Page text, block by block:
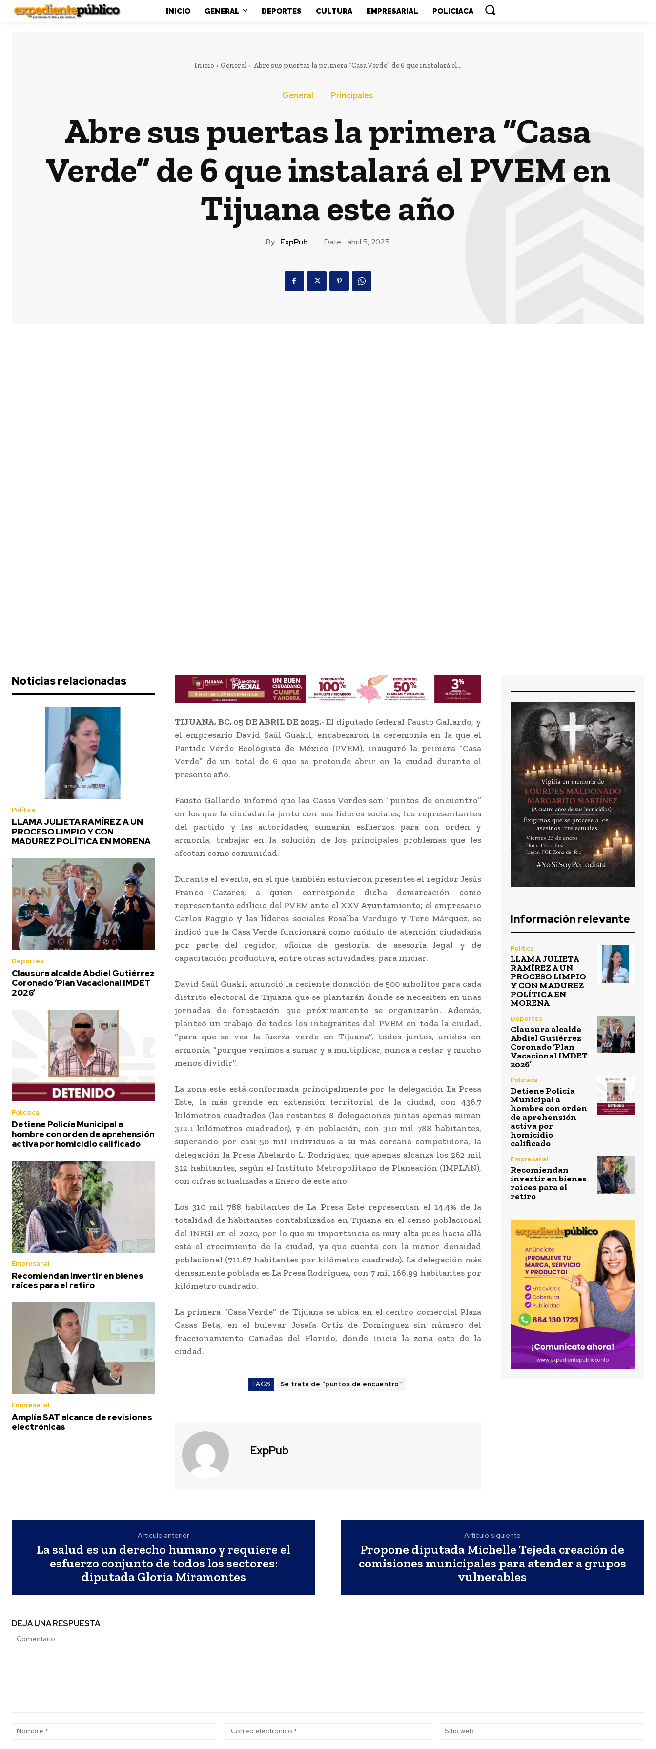
INICIO GENERAL DEPORTES CULTURA EMPRESARIAL POLICIACA
Inicio General Abre sus puertas la primera “Casa Verde” de 6 que instalará el...
General Principales
Abre sus puertas la primera “Casa
Verde” de 6 que instalará el PVEM en
Tijuana este año
By: ExpPub Date: abril 5, 2025
Noticias relacionadas
Política
LLAMA JULIETA RAMÍREZ A UN
PROCESO LIMPIO Y CON
MADUREZ POLÍTICA EN MORENA
Deportes
Clausura alcalde Abdiel Gutiérrez
Coronado ‘Plan Vacacional IMDET
2026’
Policiaca
Detiene Policía Municipal a
hombre con orden de aprehensión
activa por homicidio calificado
Empresarial
Recomiendan invertir en bienes
raíces para el retiro
Empresarial
Amplía SAT alcance de revisiones
electrónicas
TIJUANA, BC, 05 DE ABRIL DE 2025.- El diputado federal Fausto Gallardo, y
el empresario David Saúl Guakil, encabezaron la ceremonia en la que el
Partido Verde Ecologista de México (PVEM), inauguró la primera “Casa
Verde” de un total de 6 que se pretende abrir en la ciudad durante el
presente año.
Fausto Gallardo informó que las Casas Verdes son “puntos de encuentro”
en los que la ciudadanía junto con sus líderes sociales, los representantes
del partido y las autoridades, sumarán esfuerzos para con orden y
armonía, trabajar en la solución de los principales problemas que les
afectan como comunidad.
Durante el evento, en el que también estuvieron presentes el regidor Jesús
Franco Cazares, a quien corresponde dicha demarcación como
representante edilicio del PVEM ante el XXV Ayuntamiento; el empresario
Carlos Raggio y las líderes sociales Rosalba Verdugo y Tere Márquez, se
indicó que la Casa Verde funcionará como módulo de atención ciudadana
por parte del regidor, oficina de gestoría, de asesoría legal y de
capacitación productiva, entre otras actividades, para iniciar.
David Saúl Guakil anunció la reciente donación de 500 arbolitos para cada
distrito electoral de Tijuana que se plantarán donde se necesiten en unas
jornadas de forestación que próximamente se organizarán. Además,
planteó un trabajo de todos los integrantes del PVEM en toda la ciudad,
“para que se vea la fuerza verde en Tijuana”, todos juntos, unidos en
armonía, “porque venimos a sumar y a multiplicar, nunca a restar y mucho
menos dividir”.
La zona este está conformada principalmente por la delegación La Presa
Este, la más grande en extensión territorial de la ciudad, con 436.7
kilómetros cuadrados (las restantes 8 delegaciones juntas apenas suman
312.1 kilómetros cuadrados), y en población, con 310 mil 788 habitantes,
superando por casi 50 mil individuos a su más cercana competidora, la
delegación la Presa Abelardo L. Rodríguez, que apenas alcanza los 262 mil
312 habitantes, según el Instituto Metropolitano de Planeación (IMPLAN),
con cifras actualizadas a Enero de este año.
Los 310 mil 788 habitantes de La Presa Este representan el 14.4% de la
totalidad de habitantes contabilizados en Tijuana en el censo poblacional
del INEGI en el 2020, por lo que su importancia es muy alta pues hacia allá
está el crecimiento de la ciudad, ya que cuenta con la menor densidad
poblacional (711.67 habitantes por kilómetro cuadrado). La delegación más
densamente poblada es La Presa Rodríguez, con 7 mil 166.99 habitantes por
kilómetro cuadrado.
La primera “Casa Verde” de Tijuana se ubica en el centro comercial Plaza
Casas Beta, en el bulevar Josefa Ortiz de Domínguez sin número del
fraccionamiento Cañadas del Florido, donde inicia la zona este de la
ciudad.
TAGS Se trata de “puntos de encuentro”
ExpPub
Información relevante
Política
LLAMA JULIETA
RAMÍREZ A UN
PROCESO LIMPIO
Y CON MADUREZ
POLÍTICA EN
MORENA
Deportes
Clausura alcalde
Abdiel Gutiérrez
Coronado ‘Plan
Vacacional IMDET
2026’
Policiaca
Detiene Policía
Municipal a
hombre con orden
de aprehensión
activa por
homicidio
calificado
Empresarial
Recomiendan
invertir en bienes
raíces para el
retiro
Artículo anterior
La salud es un derecho humano y requiere el
esfuerzo conjunto de todos los sectores:
diputada Gloria Miramontes
Artículo siguiente
Propone diputada Michelle Tejeda creación de
comisiones municipales para atender a grupos
vulnerables
DEJA UNA RESPUESTA
Nombre:*
Correo